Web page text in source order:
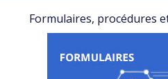
Formulaires, procédures